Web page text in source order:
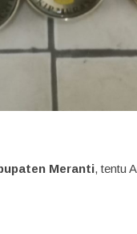
Meranti, tentu